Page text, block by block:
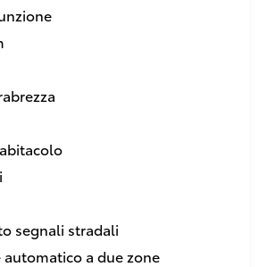
segnali stradali
a due zone